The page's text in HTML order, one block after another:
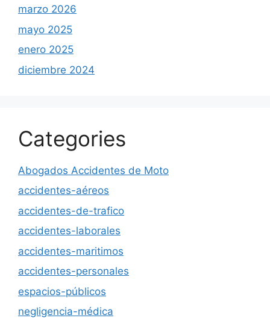
marzo 2026
mayo 2025
enero 2025
diciembre 2024
Categories
Abogados Accidentes de Moto
accidentes-aéreos
accidentes-de-trafico
accidentes-laborales
accidentes-maritimos
accidentes-personales
espacios-públicos
negligencia-médica